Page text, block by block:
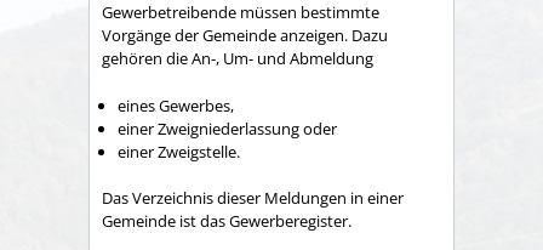
Gewerbetreibende müssen bestimmte
Vorgänge der Gemeinde anzeigen. Dazu
gehören die An-, Um- und Abmeldung
eines Gewerbes,
einer Zweigniederlassung oder
einer Zweigstelle.
DasVerzeichnis dieser Meldungen in einer
Gemeinde ist das Gewerberegister.